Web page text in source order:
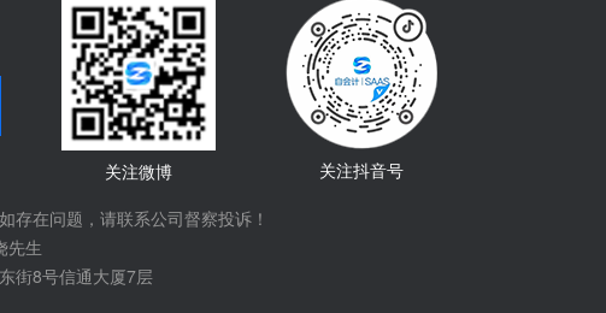
关注微博
关注抖音号
存在问题，请联系公司督察投诉！
先生
街8号信通大厦7层